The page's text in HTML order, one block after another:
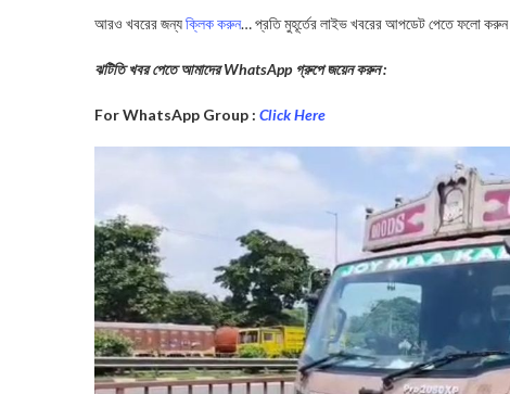
আরও খবরের জন্যক্লিক করুন… প্রতি মুহূর্তের লাইভ খবরের আপডেট পেতে ফলো করুন
ঝটিতি খবর পেতে আমাদের WhatsApp গ্রুপে জয়েন করুন :
For WhatsApp Group : Click Here